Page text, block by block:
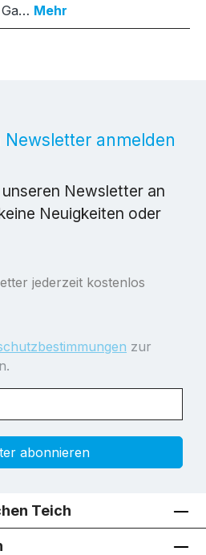
Ga… Mehr
anmelden
Newsletter an
Neuigkeiten oder
jederzeit kostenlos
zur
abonnieren
Teich